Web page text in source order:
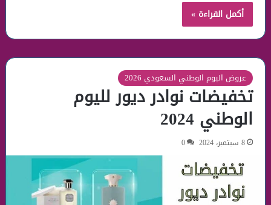
أكمل القراءة »
عروض اليوم الوطني السعودي 2026
تخفيضات نوادر ديور لليوم
الوطني 2024
8 سبتمبر، 2024 0